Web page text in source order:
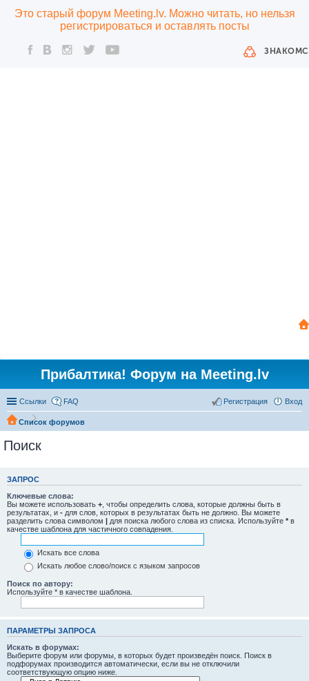
Это старый форум Meeting.lv. Можно читать, но нельзя
регистрироваться и оставлять посты
Прибалтика! Форум на Meeting.lv
Ссылки FAQ Вход
Регистрация
Список форумов
Поиск
ЗАПРОС
Ключевые слова:
Вы можете использовать + , чтобы определить слова, которые должны быть в
результатах, и - для слов, которых в результатах быть не должно. Вы можете
разделить слова символом | для поиска любого слова из списка. Используйте * в
качестве шаблона для частичного совпадения.
Искать все слова
Искать любое слово/поиск с языком запросов
Поиск по автору:
Используйте * в качестве шаблона.
ПАРАМЕТРЫ ЗАПРОСА
Искать в форумах:
Выберите форум или форумы, в которых будет произведён поиск. Поиск в
подфорумах производится автоматически, если вы не отключили
соответствующую опцию ниже.